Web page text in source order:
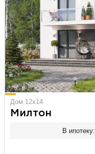
Дом 12x14
Милтон
В ипотеку: